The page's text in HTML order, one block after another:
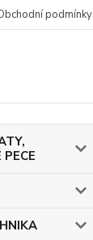
podmínky